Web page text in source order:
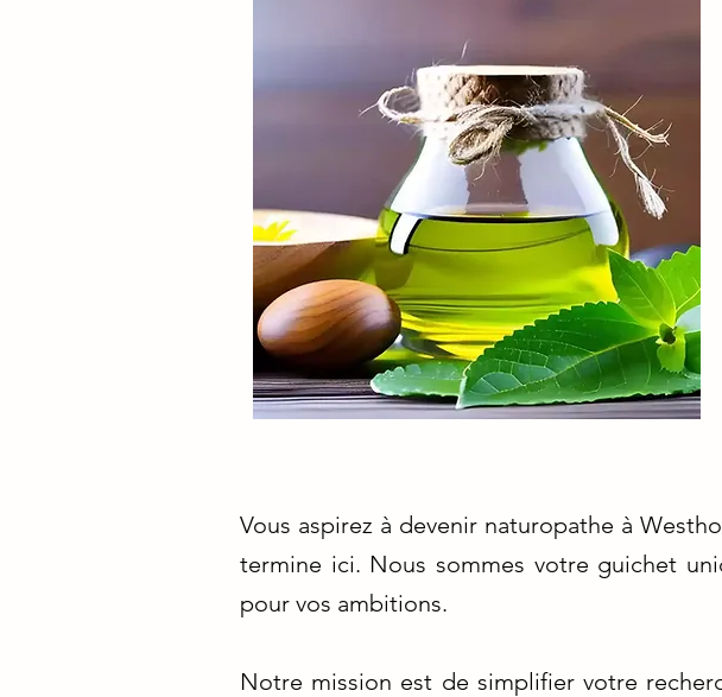
Vous aspirez à devenir naturopathe à
termine ici. Nous sommes votre guichet
pour vos ambitions.
Notre mission est de simplifier votre